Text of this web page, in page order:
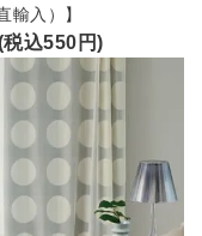
輸入）】
込550円)